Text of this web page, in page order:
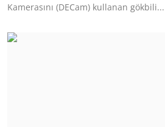
Kamerasını (DECam) kullanan gökbili...